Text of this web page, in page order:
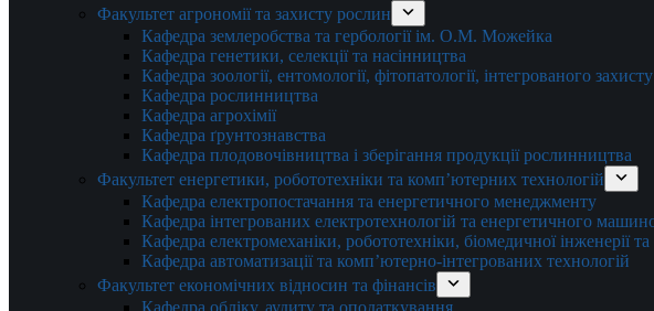
Факультет агрономії та захисту рослин
Кафедра землеробства та гербології ім. О.М. Можейка
Кафедра генетики, селекції та насінництва
Кафедра зоології, ентомології, фітопатології, інтегрованого
Кафедра рослинництва
Кафедра агрохімії
Кафедра ґрунтознавства
Кафедра плодовочівництва і зберігання продукції рослинництва
Факультет енергетики, робототехніки та комп’ютерних технологій
Кафедра електропостачання та енергетичного менеджменту
Кафедра інтегрованих електротехнологій та енергетичного
Кафедра електромеханіки, робототехніки, біомедичної інженерії та
Кафедра автоматизації та комп’ютерно-інтегрованих технологій
Факультет економічних відносин та фінансів
Кафедра обліку, аудиту та оподаткування